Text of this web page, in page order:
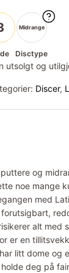
Midrange
Disctype
utsolgt og
Discer,
og
noe mange
med
alt med
er en
litt dome og
deg på